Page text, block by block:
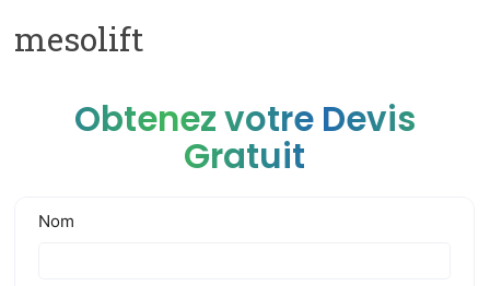
mesolift
Obtenez votre Devis
Gratuit